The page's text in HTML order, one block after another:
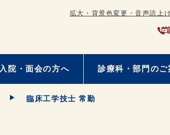
拡大・背景色変更・音声読上
入院・面会の方へ 診療科・部門のご
臨床工学技士 常勤